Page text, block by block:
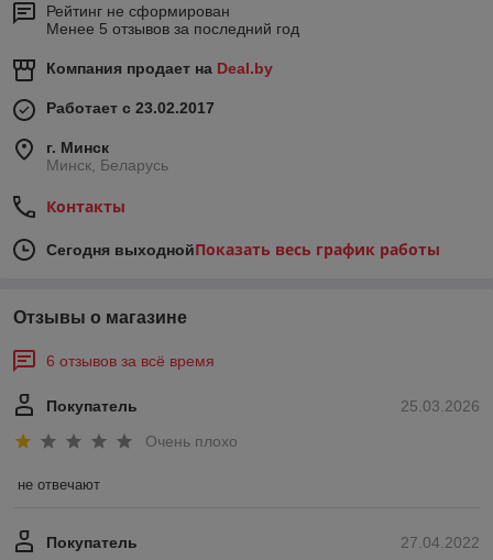
Рейтинг не сформирован
Менее 5 отзывов за последний год
Компания продает на Deal.by
Работает с 23.02.2017
г. Минск
Минск, Беларусь
Контакты
Сегодня выходнойПоказать весь график работы
Отзывы о магазине
6 отзывов за всё время
25.03.2026
Покупатель
Очень плохо
не отвечают
27.04.2022
Покупатель